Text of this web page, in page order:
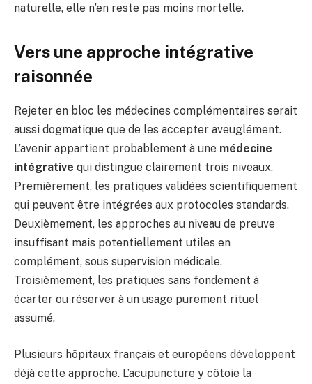
naturelle, elle n’en reste pas moins mortelle.
Vers une approche intégrative
raisonnée
Rejeter en bloc les médecines complémentaires serait
aussi dogmatique que de les accepter aveuglément.
L’avenir appartient probablement à une médecine
intégrative qui distingue clairement trois niveaux.
Premièrement, les pratiques validées scientifiquement
qui peuvent être intégrées aux protocoles standards.
Deuxièmement, les approches au niveau de preuve
insuffisant mais potentiellement utiles en
complément, sous supervision médicale.
Troisièmement, les pratiques sans fondement à
écarter ou réserver à un usage purement rituel
assumé.
Plusieurs hôpitaux français et européens développent
déjà cette approche. L’acupuncture y côtoie la